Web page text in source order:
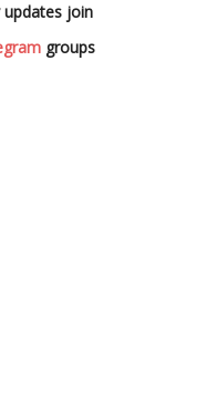
updates join
groups